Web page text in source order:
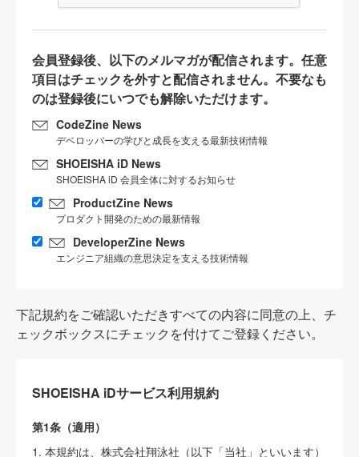
会員登録後、以下のメルマガが配信されます。任意
項目はチェックを外すと配信されません。不要なも
のは登録後にいつでも解除いただけます。
CodeZine News
デベロッパーの学びと成長を支える最新技術情報
SHOEISHA iD News
SHOEISHA iD 会員全体に対するお知らせ
ProductZine News
プロダクト開発のための最新情報
DeveloperZine News
エンジニア組織の意思決定を支える技術情報
下記規約をご確認いただきすべての内容に同意の上、チ
ェックボックスにチェックを付けてご登録ください。
SHOEISHA iDサービス利用規約
第1条（適用）
1. 本規約は、株式会社翔泳社（以下「当社」といいます）